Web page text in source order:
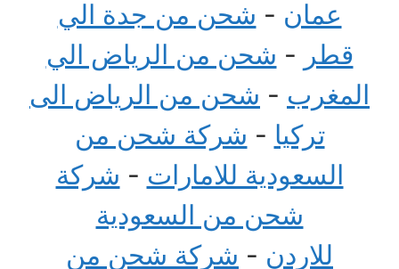
عمان - شحن من جدة الي
قطر - شحن من الرياض الي
المغرب - شحن من الرياض الى
تركيا - شركة شحن من
السعودية للامارات - شركة
شحن من السعودية
للاردن - شركة شحن من